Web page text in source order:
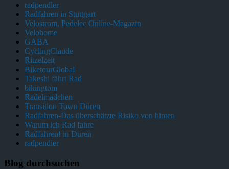
radpendler
Radfahren in Stuttgart
Velostrom, Pedelec Online-Magazin
Velohome
GABA
CyclingClaude
Ritzelzeit
BiketourGlobal
Takeshi fährt Rad
bikingtom
Radelmädchen
Transition Town Düren
Radfahren-Das überschätzte Risiko von hinten
Warum ich Rad fahre
Radfahren! in Düren
radpendler
Blog durchsuchen